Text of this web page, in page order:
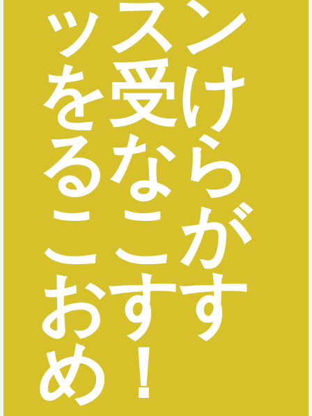
ッスン
を受け
るなら
ここが
おすす
め！